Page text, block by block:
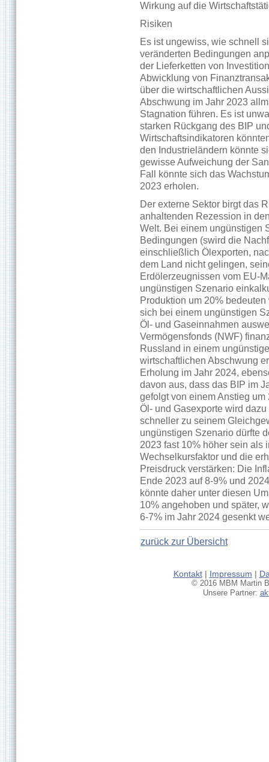
Wirkung auf die
Risiken
Es ist ungewiss, wie schnell
veränderten Bedingungen
der Lieferketten von
Abwicklung von
über die wirtschaftlichen
Abschwung im Jahr 2023
Stagnation führen. Es ist
starken Rückgang des BIP
Wirtschaftsindikatoren
den Industrieländern könnte
gewisse Aufweichung der
Fall könnte sich das
2023 erholen.
Der externe Sektor birgt das
anhaltenden Rezession in
Welt. Bei einem ungünstigen
Bedingungen (swird die
einschließlich Ölexporten,
dem Land nicht gelingen,
Erdölerzeugnissen vom EU-
ungünstigen Szenario
Produktion um 20%
sich bei einem ungünstigen
Öl- und Gaseinnahmen
Vermögensfonds (NWF)
Russland in einem
wirtschaftlichen Abschwung
Erholung im Jahr 2024,
davon aus, dass das BIP im
gefolgt von einem Anstieg
Öl- und Gasexporte wird
schneller zu seinem
ungünstigen Szenario dürfte
2023 fast 10% höher sein als
Wechselkursfaktor und die
Preisdruck verstärken: Die
Ende 2023 auf 8-9% und
könnte daher unter diesen
10% angehoben und später,
6-7% im Jahr 2024 gesenkt
zurück zur Übersicht
Kontakt| Impressum |
© 2016 MBM Martin
Unsere Partner: